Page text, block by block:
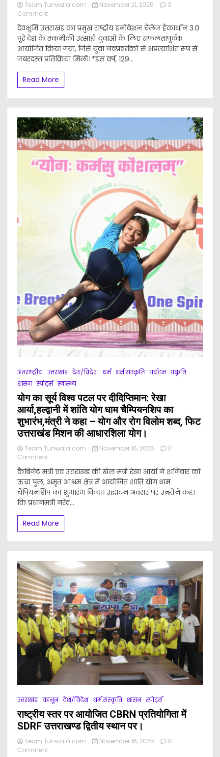
Team Tunwala.com November 21, 2025
0
Commenton
पुलिस
ने
आयोजित
किया
का
तीसरा
सफलतापूर्वक
सम्पन्न,हैकाथॉन
3.0
ने
पूरे
देश
के
खोले,तीसरा
भारत
की
पहली
राज्य
पुलिस,देवभूमि
उत्तराखण्ड
हैकाथॉन
सफलतापूर्वक
देवभूमि उत्तराखंड का प्रमुख राष्ट्रीय इनोवेशन चैलेंज हैकाथॉन 3.0
पूरे देश के तकनीकी उत्साही युवाओं के लिए सफलतापूर्वक
आयोजित किया गया, जिसे युवा नवप्रवर्तकों से अप्रत्याशित रूप से
जबरदस्त प्रतिक्रिया मिली। *इस वर्ष, 129...
Read More
अंतराष्ट्रीय उत्तराखंड देश/विदेश धर्म धर्म संस्कृति पर्यटन प्रकृति
शासन स्पोर्ट्स स्वास्थ्य
योग का सूर्य विश्व पटल पर दीदिप्तिमान: रेखा
आर्या,हल्द्वानी में शांति योग धाम चैम्पियनशिप का
शुभारंभ,मंत्री ने कहा – योग और रोग विलोम शब्द, फिट
उत्तराखंड मिशन की आधारशिला योग।
Team Tunwala.com November 16, 2025
0
Commenton
का
सूर्य
विश्व
पटल
दीदिप्तिमान:
रेखा
योग
धाम
चैम्पियनशिप
का
शुभारंभ,मंत्री
ने
कहा
–
योग
और
रोग
विलोम
शब्द,
फिट
उत्तराखंड
की
आधारशिला
योग।
कैबिनेट मंत्री एवं उत्तराखंड की खेल मंत्री रेखा आर्या ने शनिवार को
ऊंचा पुल, अमृत आश्रम क्षेत्र में आयोजित शांति योग धाम
चैंपियनशिप का शुभारंभ किया। उद्घाटन अवसर पर उन्होंने कहा
कि प्रधानमंत्री नरेंद्र...
Read More
उत्तराखंड कानून देश/विदेश धर्म संस्कृति शासन स्पोर्ट्स
राष्ट्रीय स्तर पर आयोजित CBRN प्रतियोगिता में
SDRF उत्तराखण्ड द्वितीय स्थान पर।
Team Tunwala.com November 16, 2025
0
Commenton